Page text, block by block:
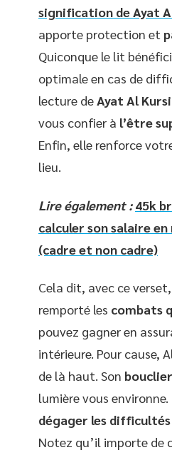
signification de Ayat
apporte protection et
Quiconque le lit
optimale en cas de
lecture deAyat Al
vous confier à l’être
Enfin, elle renforce
lieu.
Lire également : 45k
calculer son salaire
(cadre et non cadre)
Cela dit, avec ce
remporté les combats
pouvez gagner en
intérieure. Pour cause,
de là haut. Son bouclier
lumière vous
dégager les
Notez qu’il importe de